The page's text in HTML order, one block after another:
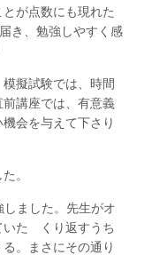
が点数にも現れた
き、勉強しやすく感
擬試験では、時間
講座では、有意義
会を与えて下さり
。
ました。先生がオ
いた くり返すうち
。まさにその通り